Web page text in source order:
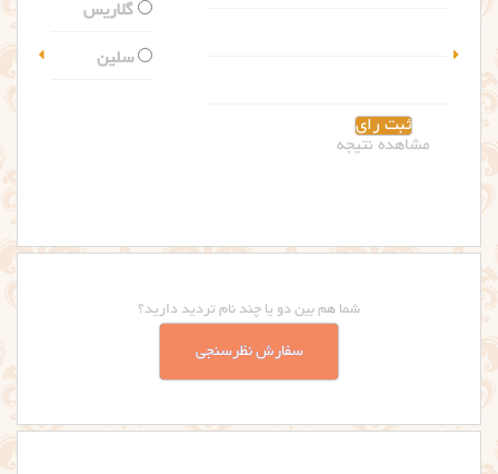
شما هم بین دو یا چند نام تردید دارید؟
سفارش نظرسنجی